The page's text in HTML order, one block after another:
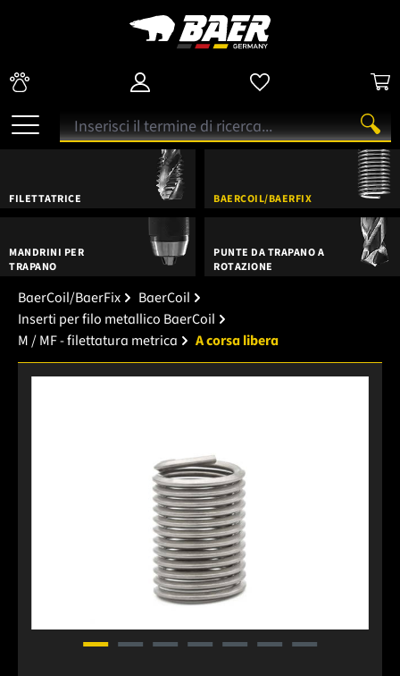
FILETTATRICE BAERCOIL/BAERFIX
MANDRINI PER
TRAPANO
PUNTE DA TRAPANO A
ROTAZIONE
BaerCoil/BaerFix
BaerCoil
Inserti per filo metallico BaerCoil
M / MF - filettatura metrica
A corsa libera